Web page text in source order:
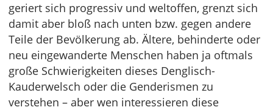
geriert sich progressiv und weltoffen, grenzt sich
damit aber bloß nach unten bzw. gegen andere
Teile der Bevölkerung ab. Ältere, behinderte oder
neu eingewanderte Menschen haben ja oftmals
große Schwierigkeiten dieses Denglisch-
Kauderwelsch oder die Genderismen zu
verstehen – aber wen interessieren diese